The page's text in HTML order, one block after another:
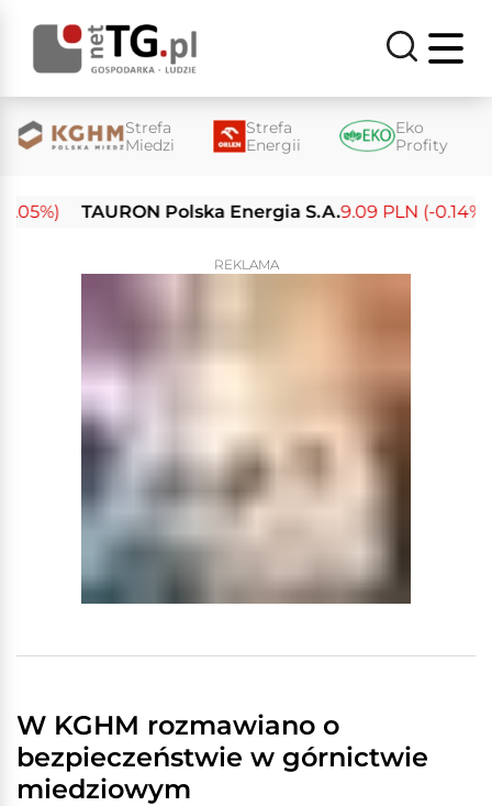
Strefa
Miedzi
Strefa
Energii
Eko
Profity
TAURON Polska Energia S.A.9.09 PLN (-0.14%)
REKLAMA
W KGHM rozmawiano o
bezpieczeństwie w górnictwie
miedziowym